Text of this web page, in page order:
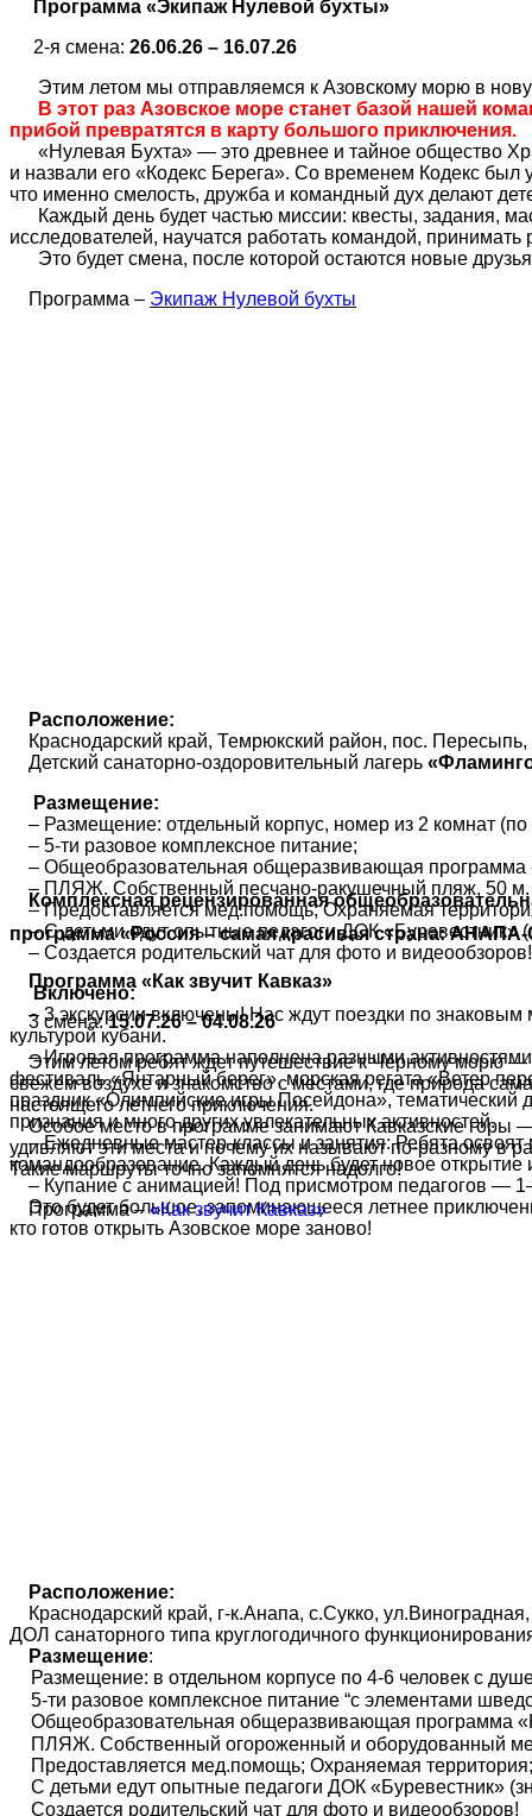
Программа «Экипаж Нулевой бухты»
2-я смена: 26.06.26 – 16.07.26
Этим летом мы отправляемся к Азовскому морю в
В этот раз Азовское море станет базой нашей
прибой превратятся в карту большого приключения.
«Нулевая Бухта» — это древнее и тайное общество
и назвали его «Кодекс Берега». Со временем Кодекс был
что именно смелость, дружба и командный дух делают
Каждый день будет частью миссии: квесты, задания,
исследователей, научатся работать командой,
Это будет смена, после которой остаются новые
Программа – Экипаж Нулевой бухты
Расположение:
Краснодарский край, Темрюкский район, пос.
Детский санаторно-оздоровительный лагерь
Размещение:
– Размещение: отдельный корпус, номер из 2 комнат
– 5-ти разовое комплексное питание;
– Общеобразовательная общеразвивающая
– ПЛЯЖ. Собственный песчано-ракушечный пляж, 50 м.
– Предоставляется мед.помощь; Охраняемая
– С детьми едут опытные педагоги ДОК «Буревестник»
– Создается родительский чат для фото и видеообзоров!
Включено:
– 3 экскурсии включены! Нас ждут поездки по
культурой кубани.
–Игровая программа наполнена разными
фестиваль «Янтарный берег», морская регата «Ветер
праздник «Олимпийские игры Посейдона», тематический
признания и много других увлекательных активностей.
–Ежедневные мастер-классы и занятия: Ребята
командообразование. Каждый день будет новое открытие
– Купание с анимацией! Под присмотром педагогов —
Это будет большое, запоминающееся летнее
кто готов открыть Азовское море заново!
Комплексная рецензированная
программа «Россия – самая красивая страна:
Программа «Как звучит Кавказ»
3 смена:15.07.26 – 04.08.26
Этим летом ребят ждет путешествие к Черному морю —
свежем воздухе и знакомство с местами, где природа
настоящего летнего приключения.
Особое место в программе занимают Кавказские горы
удивляют эти места и почему их называют по-разному в
Такие маршруты точно запомнятся надолго!
Программа –«Как звучит Кавказ»
Расположение:
Краснодарский край, г-к.Анапа, с.Сукко,
ДОЛ санаторного типа круглогодичного
Размещение:
Размещение: в отдельном корпусе по 4-6 человек с
5-ти разовое комплексное питание “с элементами
Общеобразовательная общеразвивающая программа
ПЛЯЖ. Собственный огороженный и оборудованный
Предоставляется мед.помощь; Охраняемая
С детьми едут опытные педагоги ДОК «Буревестник»
Создается родительский чат для фото и видеообзоров!